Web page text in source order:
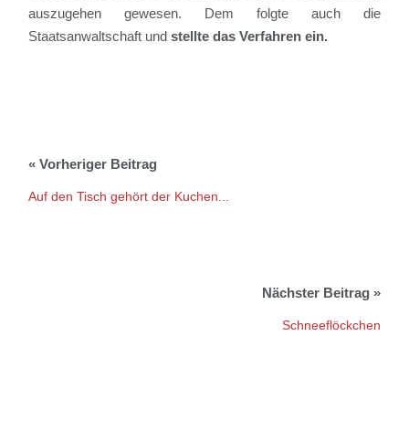
auszugehen gewesen. Dem folgte auch die
Staatsanwaltschaft undstellte das Verfahren ein.
Auf den Tisch gehört der Kuchen...
Schneeflöckchen